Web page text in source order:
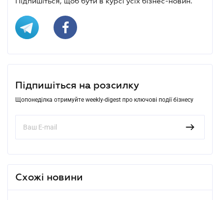
Підпишіться на розсилку
Щопонеділка отримуйте weekly-digest про ключові події бізнесу
Схожі новини